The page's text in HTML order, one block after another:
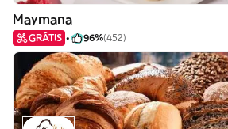
Maymana
GRÁTIS 96%(452)